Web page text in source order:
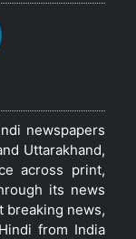
newspapers
Uttarakhand,
across print,
its news
breaking news,
from India